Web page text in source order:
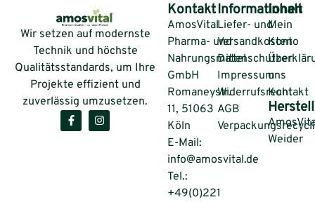
Wir setzen auf modernste
Technik und höchste
Qualitätsstandards, um Ihre
Projekte effizient und
zuverlässig umzusetzen.
Kontakt
AmosVital
Pharma- und
Nahrungsmittel
GmbH
Romaneystr.
11, 51063
Köln
E-Mail:
info@amosvital.de
Tel.:
+49(0)221
Informationen
Liefer- und
Versandkosten
Impressum
Widerrufsrecht
AGB
Inhalt
Mein
Konto
Über
uns
Kontakt
Weider